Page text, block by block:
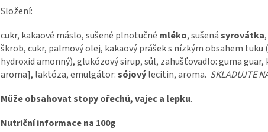
Složení:
cukr, kakaové máslo, sušené plnotučné mléko, sušenásyrovátka
škrob, cukr, palmový olej, kakaový prášek s nízkým obsahem
hydroxid amonný), glukózový sirup, sůl, zahušťovadlo: guma
aroma], laktóza, emulgátor:sójovýlecitin, aroma. SKLADUJTE
Může obsahovat stopy ořechů, vajec a lepku.
Nutriční informace na 100g